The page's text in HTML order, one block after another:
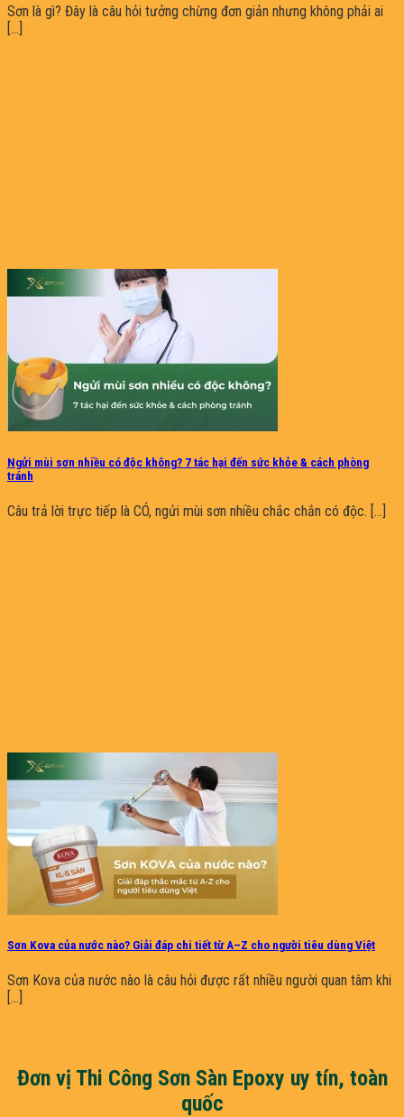
Sơn là gì? Đây là câu hỏi tưởng chừng đơn giản nhưng không phải ai
[...]
Ngửi mùi sơn nhiều có độc không? 7 tác hại đến sức khỏe & cách phòng
tránh
Câu trả lời trực tiếp là CÓ, ngửi mùi sơn nhiều chắc chắn có độc. [...]
Sơn Kova của nước nào? Giải đáp chi tiết từ A–Z cho người tiêu dùng Việt
Sơn Kova của nước nào là câu hỏi được rất nhiều người quan tâm khi
[...]
Đơn vị Thi Công Sơn Sàn Epoxy uy tín, toàn
quốc